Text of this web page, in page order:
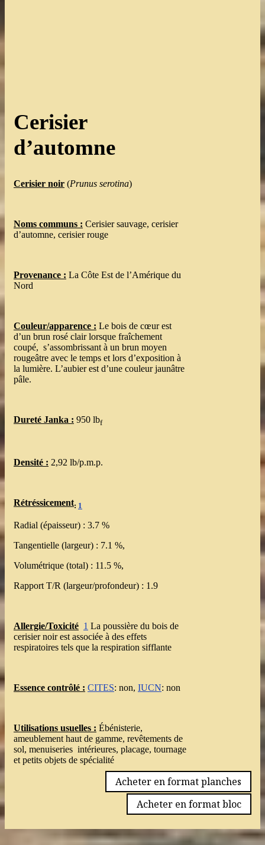
Cerisier
d’automne
Cerisier noir (Prunus serotina)
Noms communs : Cerisier sauvage, cerisier
d’automne, cerisier rouge
Provenance : La Côte Est de l’Amérique du
Nord
Couleur/apparence : Le bois de cœur est
d’un brun rosé clair lorsque fraîchement
coupé, s’assombrissant à un brun moyen
rougeâtre avec le temps et lors d’exposition à
la lumière. L’aubier est d’une couleur jaunâtre
pâle.
Dureté Janka : 950 lbf
Densité : 2,92 lb/p.m.p.
Rétréssicement: 1
Radial (épaisseur) : 3.7 %
Tangentielle (largeur) : 7.1 %,
Volumétrique (total) : 11.5 %,
Rapport T/R (largeur/profondeur) : 1.9
Allergie/Toxicité 1 La poussière du bois de
cerisier noir est associée à des effets
respiratoires tels que la respiration sifflante
Essence contrôlé : CITES: non, IUCN: non
Utilisations usuelles : Ébénisterie,
ameublement haut de gamme, revêtements de
sol, menuiseries intérieures, placage, tournage
et petits objets de spécialité
Acheter en format planches
Acheter en format bloc